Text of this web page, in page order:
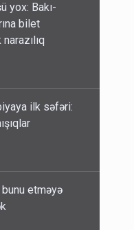
əlavə
verilib
yox: Bakı-
bilet
ilk səfəri:
etməyə